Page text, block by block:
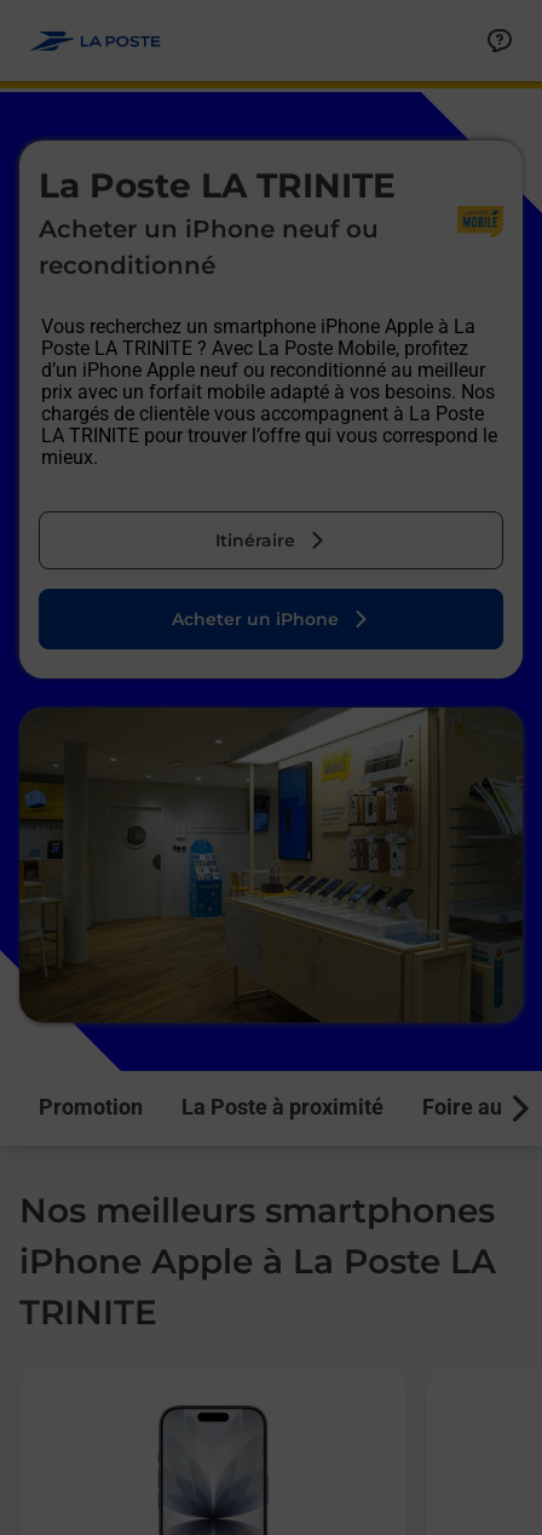
La Poste LA TRINITE
Acheter un iPhone neuf ou
reconditionné
Vous recherchez un smartphone iPhone Apple à La
Poste LA TRINITE ? Avec La Poste Mobile, profitez
d’un iPhone Apple neuf ou reconditionné au meilleur
prix avec un forfait mobile adapté à vos besoins. Nos
chargés de clientèle vous accompagnent à La Poste
LA TRINITE pour trouver l’offre qui vous correspond le
mieux.
Itinéraire
Le lien s'ouvre dans un nouvel onglet
Acheter un iPhone
Promotion La Poste à proximité Foire aux
Nos meilleurs smartphones
iPhone Apple à La Poste LA
TRINITE